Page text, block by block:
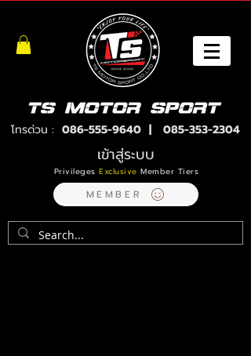
โทรด่วน : 086-555-9640| 085-353-2304
เข้าสู่ระบบ
PrivilegesExclusive Member Tiers
MEMBER